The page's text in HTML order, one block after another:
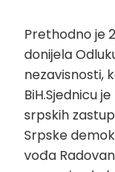
Prethodno je
donijela
nezavisnosti,
BiH.Sjednicu
srpskih
Srpske
vođa